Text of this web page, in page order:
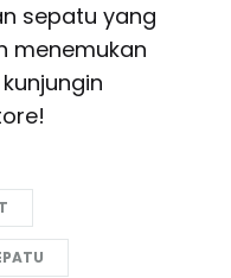
sepatu yang
menemukan